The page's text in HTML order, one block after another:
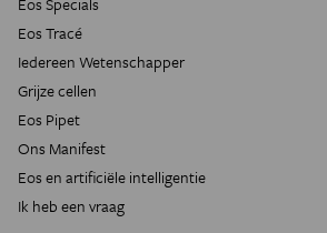
Eos Tracé
Iedereen Wetenschapper
Grijze cellen
Eos Pipet
Ons Manifest
Eos en artificiële intelligentie
Ik heb een vraag